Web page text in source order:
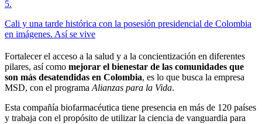
5.
Cali y una tarde histórica con la posesión presidencial de Colombia
en imágenes. Así se vive
Fortalecer el acceso a la salud y a la concientización en diferentes
pilares, así como mejorar el bienestar de las comunidades que
son más desatendidas en Colombia, es lo que busca la empresa
MSD, con el programa Alianzas para la Vida.
Esta compañía biofarmacéutica tiene presencia en más de 120 países
y trabaja con el propósito de utilizar la ciencia de vanguardia para